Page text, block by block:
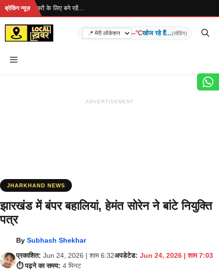
Skip
content
ब्रेकिंग न्यूज़
है... ताज़ा खबरों के लिए बने रहें...
--°Cखोज रहे हैं...(लोडिंग)
Menu
ADVERTISEMENT
JHARKHAND NEWS
झारखंड में बंपर बहालियां, हेमंत सोरेन ने बांटे नियुक्ति
पत्र
By Subhash Shekhar
प्रकाशित: Jun 24, 2026 | शाम 6:32अपडेटेड: Jun 24, 2026 | शाम 7:03
⏱️ पढ़ने का समय: 4 मिनट